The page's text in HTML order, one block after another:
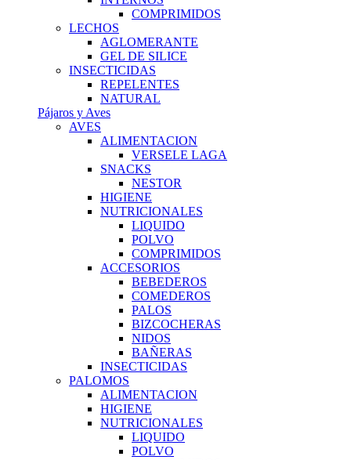
COMPRIMIDOS
LECHOS
AGLOMERANTE
GEL DE SILICE
INSECTICIDAS
REPELENTES
NATURAL
Pájaros y Aves
AVES
ALIMENTACION
VERSELE LAGA
SNACKS
NESTOR
HIGIENE
NUTRICIONALES
LIQUIDO
POLVO
COMPRIMIDOS
ACCESORIOS
BEBEDEROS
COMEDEROS
PALOS
BIZCOCHERAS
NIDOS
BAÑERAS
INSECTICIDAS
PALOMOS
ALIMENTACION
HIGIENE
NUTRICIONALES
LIQUIDO
POLVO